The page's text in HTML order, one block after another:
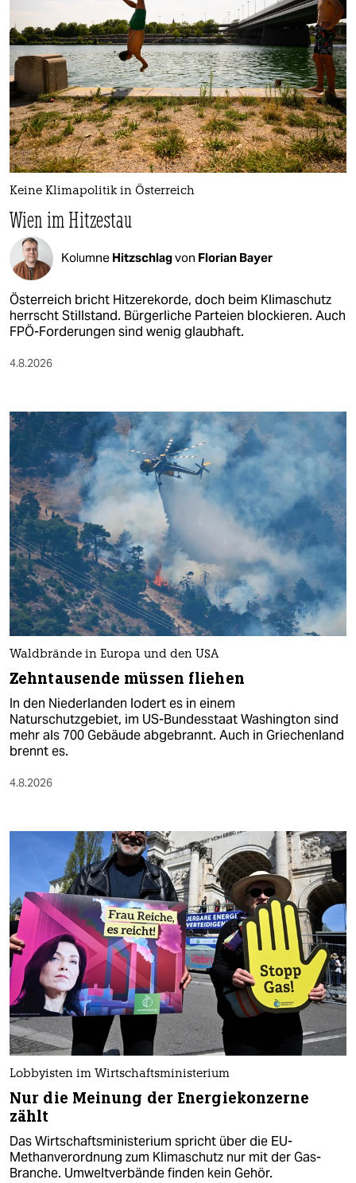
Keine Klimapolitik in Österreich
Wien im Hitzestau
Kolumne Hitzschlagvon Florian Bayer
Österreich bricht Hitzerekorde, doch beim Klimaschutz
herrscht Stillstand. Bürgerliche Parteien blockieren. Auch
FPÖ-Forderungen sind wenig glaubhaft.
4.8.2026
Waldbrände in Europa und den USA
Zehntausende müssen fliehen
In den Niederlanden lodert es in einem
Naturschutzgebiet, im US-Bundesstaat Washington sind
mehr als 700 Gebäude abgebrannt. Auch in Griechenland
brennt es.
4.8.2026
Lobbyisten im Wirtschaftsministerium
Nur die Meinung der Energiekonzerne
zählt
Das Wirtschaftsministerium spricht über die EU-
Methanverordnung zum Klimaschutz nur mit der Gas-
Branche. Umweltverbände finden kein Gehör.